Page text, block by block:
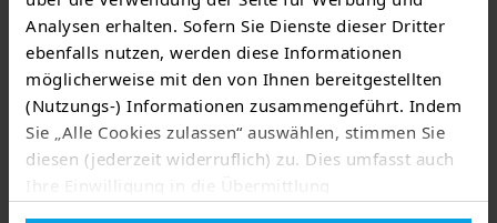
Analysen erhalten. Sofern Sie Dienste dieser Dritter
ebenfalls nutzen, werden diese Informationen
möglicherweise mit den von Ihnen bereitgestellten
(Nutzungs-) Informationen zusammengeführt. Indem
Sie „Alle Cookies zulassen“ auswählen, stimmen Sie
diesen (jederzeit widerruflich) zu. Dies umfasst auch
Ihre Einwilligung in die Übermittlung
Herzstück des HYC 1000​